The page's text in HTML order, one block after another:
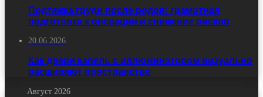
Подтяжка груди после родов: грамотная
подготовка к операции и снижение рисков
20.06.2026
Как двери капель с иллюминатором визуально
расширяют пространство
Август 2026